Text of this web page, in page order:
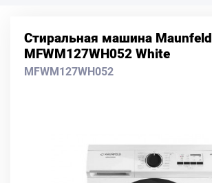
Стиральная машина Maunfeld
MFWM127WH052 White
MFWM127WH052